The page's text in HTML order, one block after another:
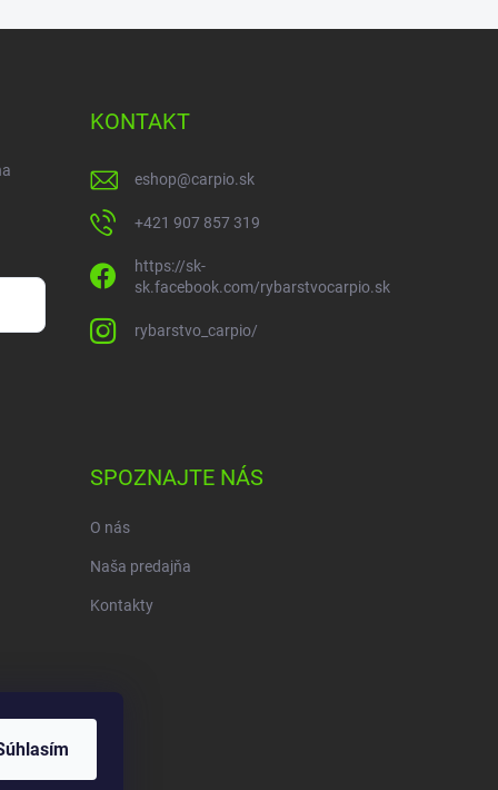
KONTAKT
eshop@carpio.sk
+421 907 857 319
https://sk-
sk.facebook.com/rybarstvocarpio.sk
rybarstvo_carpio/
SPOZNAJTE NÁS
O nás
Naša predajňa
Kontakty